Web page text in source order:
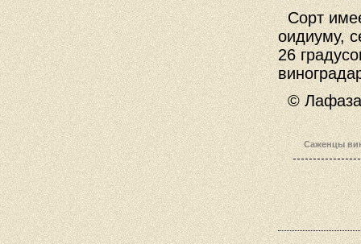
Сорт
оидиуму,
26
©
Саженцы